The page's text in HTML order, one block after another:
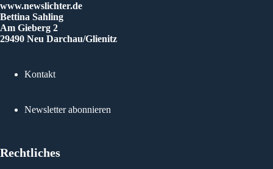
www.newslichter.de
Bettina Sahling
Am Gieberg 2
29490 Neu Darchau/Glienitz
Kontakt
Newsletter abonnieren
Rechtliches